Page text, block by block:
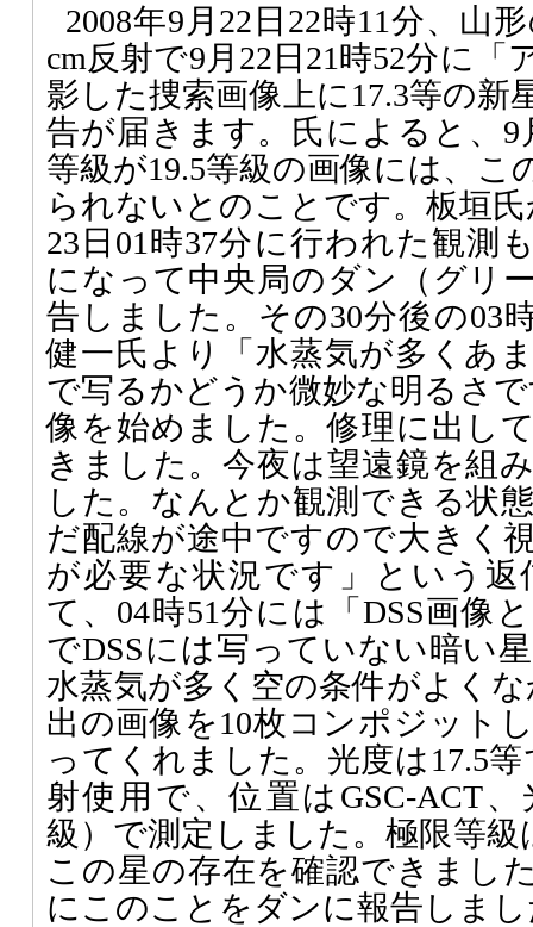
2008年9月22日22時11分、山
cm反射で9月22日21時52分に
影した捜索画像上に17.3等の新
告が届きます。氏によると、9
等級が19.5等級の画像には、こ
られないとのことです。板垣
23日01時37分に行われた観測
になって中央局のダン（グリ
告しました。その30分後の03
健一氏より「水蒸気が多くあ
で写るかどうか微妙な明るさ
像を始めました。修理に出し
きました。今夜は望遠鏡を組
した。なんとか観測できる状
だ配線が途中ですので大きく
が必要な状況です」という
て、04時51分には「DSS画像
でDSSには写っていない暗い
水蒸気が多く空の条件がよく
出の画像を10枚コンポジット
ってくれました。光度は17.5
射使用で、位置はGSC-ACT、
級）で測定しました。極限等級
この星の存在を確認できまし
にこのことをダンに報告しま